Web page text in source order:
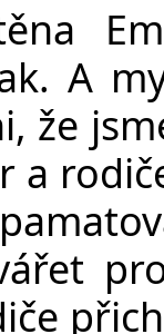
A
že
a